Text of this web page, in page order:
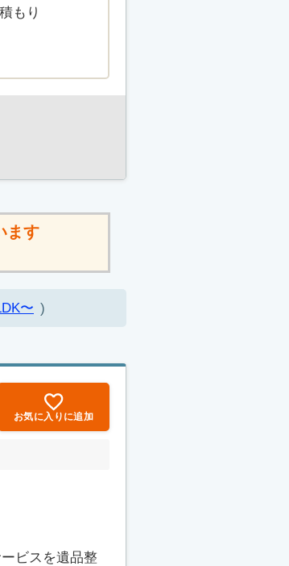
もり
ます
〜
お気に入りに追加
ビスを遺品整